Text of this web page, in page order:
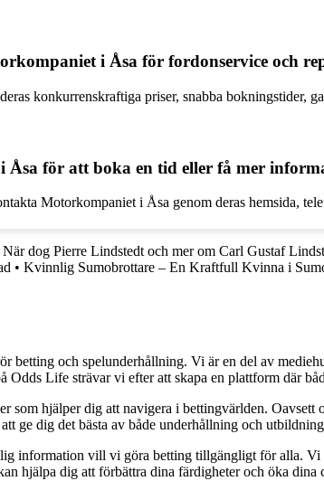
i Åsa för fordonservice och
konkurrenskraftiga priser, snabba bokningstider,
för att boka en tid eller få mer
Motorkompaniet i Åsa genom deras hemsida,
När dog Pierre Lindstedt och mer om Carl Gustaf
• Kvinnlig Sumobrottare – En Kraftfull Kvinna i
och spelunderhållning. Vi är en del av
Odds Life strävar vi efter att skapa en plattform där
som hjälper dig att navigera i bettingvärlden.
ge dig det bästa av både underhållning och
information vill vi göra betting tillgängligt för alla.
hjälpa dig att förbättra dina färdigheter och öka dina